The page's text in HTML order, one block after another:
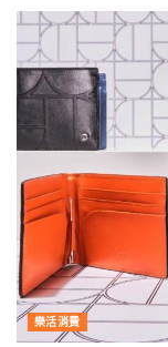
樂活消費